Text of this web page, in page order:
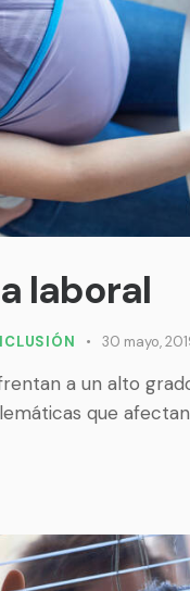
laboral
30 mayo,
a un alto
que